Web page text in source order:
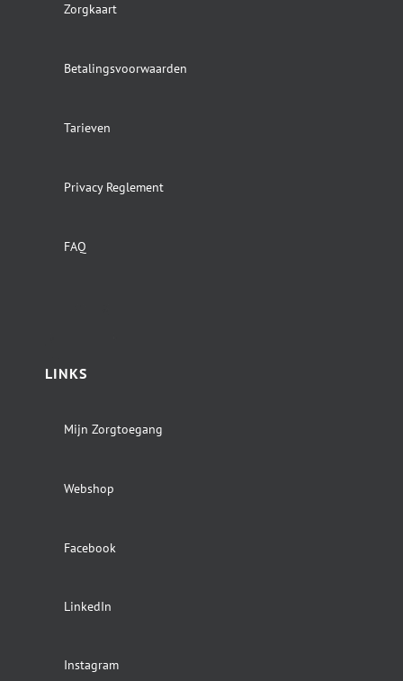
Zorgkaart
Betalingsvoorwaarden
Tarieven
Privacy Reglement
FAQ
LINKS
Mijn Zorgtoegang
Webshop
Facebook
LinkedIn
Instagram